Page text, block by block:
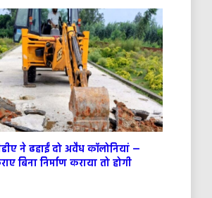
ने ढहाईं दो अवैध कॉलोनियां —
बिना निर्माण कराया तो होगी